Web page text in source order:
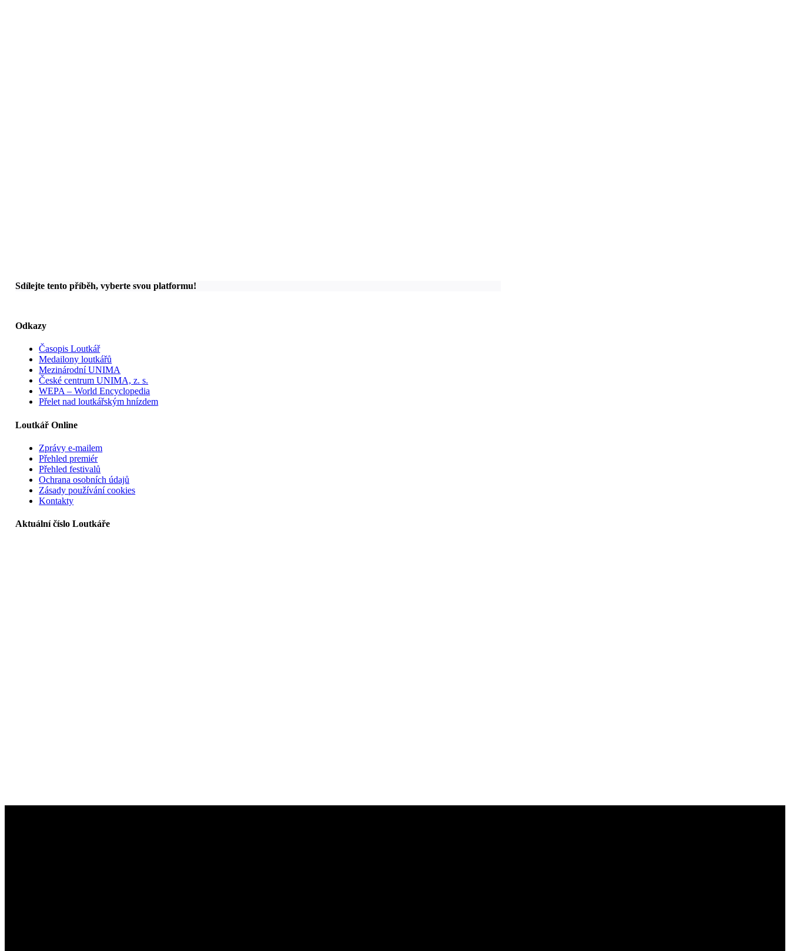
Sdílejte tento příběh, vyberte svou platformu!
Odkazy
Časopis Loutkář
Medailony loutkářů
Mezinárodní UNIMA
České centrum UNIMA, z. s.
WEPA – World Encyclopedia
Přelet nad loutkářským hnízdem
Loutkář Online
Zprávy e-mailem
Přehled premiér
Přehled festivalů
Ochrana osobních údajů
Zásady používání cookies
Kontakty
Aktuální číslo Loutkáře